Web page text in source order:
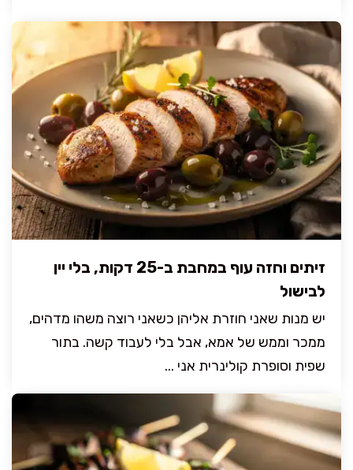
זיתים וחזה עוף במחבת ב-25 דקות, בלי יין
לבישול
יש מנות שאני חוזרת אליהן כשאני רוצה משהו מדהים,
ממכר וממש של אמא, אבל בלי לעבוד קשה. בתור
שפית וסופרת קולינרית אני ...